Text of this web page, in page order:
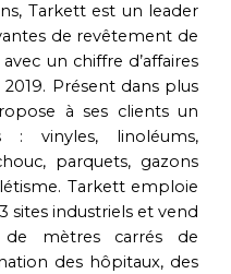
Tarkett est un leader
de revêtement de
un chiffre d’affaires
Présent dans plus
à ses clients un
: vinyles, linoléums,
parquets, gazons
Tarkett emploie
sites industriels et vend
mètres carrés de
des hôpitaux, des